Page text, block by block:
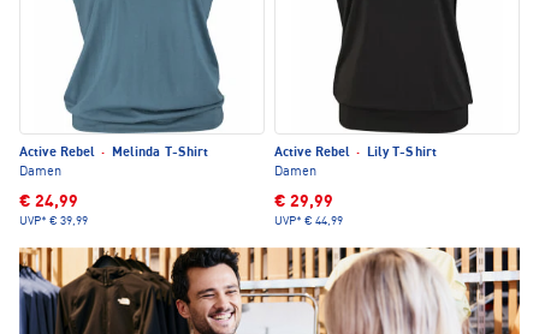
Active Rebel ·
Melinda T-Shirt
Damen
€ 24,99
UVP* € 39,99
Active Rebel ·
Lily T-Shirt
Damen
€ 29,99
UVP* € 44,99